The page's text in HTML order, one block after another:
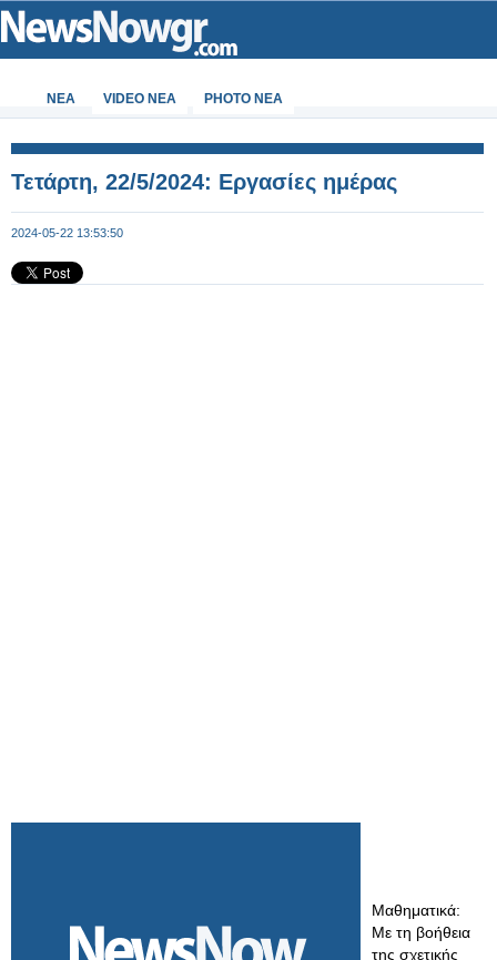
ΝΕΑ VIDEO NEA PHOTO NEA
Τετάρτη, 22/5/2024: Εργασίες ημέρας
2024-05-22 13:53:50
Μαθηματικά:
Με τη βοήθεια
της σχετικής